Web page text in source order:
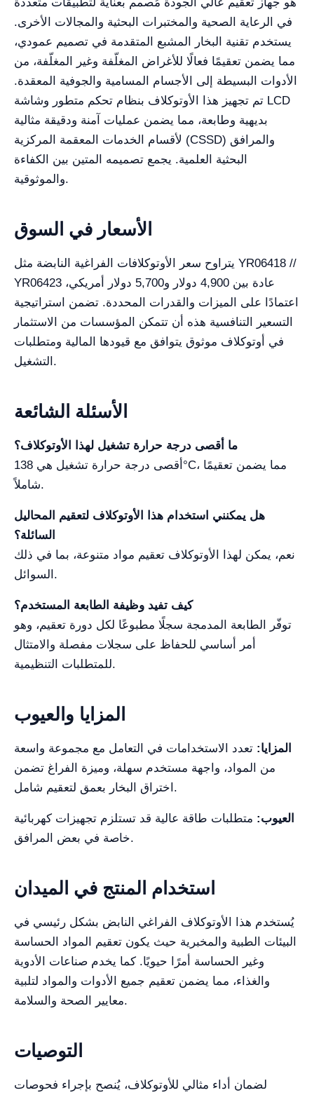
في الرعاية الصحية والمختبرات البحثية والمجالات الأخرى.
يستخدم تقنية البخار المشبع المتقدمة في تصميم عمودي،
مما يضمن تعقيمًا فعالًا للأغراض المغلّفة وغير المغلّفة، من
الأدوات البسيطة إلى الأجسام المسامية والجوفية المعقدة.
تم تجهيز هذا الأوتوكلاف بنظام تحكم متطور وشاشة LCD
بديهية وطابعة، مما يضمن عمليات آمنة ودقيقة مثالية
لأقسام الخدمات المعقمة المركزية (CSSD) والمرافق
البحثية العلمية. يجمع تصميمه المتين بين الكفاءة
والموثوقية.
الأسعار في السوق
يتراوح سعر الأوتوكلافات الفراغية النابضة مثل YR06418 //
YR06423 عادة بين 4,900 دولار و5,700 دولار أمريكي،
اعتمادًا على الميزات والقدرات المحددة. تضمن استراتيجية
التسعير التنافسية هذه أن تتمكن المؤسسات من الاستثمار
في أوتوكلاف موثوق يتوافق مع قيودها المالية ومتطلبات
التشغيل.
الأسئلة الشائعة
ما أقصى درجة حرارة تشغيل لهذا الأوتوكلاف؟
أقصى درجة حرارة تشغيل هي 138°C، مما يضمن تعقيمًا
شاملاً.
هل يمكنني استخدام هذا الأوتوكلاف لتعقيم المحاليل
السائلة؟
نعم، يمكن لهذا الأوتوكلاف تعقيم مواد متنوعة، بما في ذلك
السوائل.
كيف تفيد وظيفة الطابعة المستخدم؟
توفّر الطابعة المدمجة سجلًا مطبوعًا لكل دورة تعقيم، وهو
أمر أساسي للحفاظ على سجلات مفصلة والامتثال
للمتطلبات التنظيمية.
المزايا والعيوب
المزايا: تعدد الاستخدامات في التعامل مع مجموعة واسعة
من المواد، واجهة مستخدم سهلة، وميزة الفراغ تضمن
اختراق البخار بعمق لتعقيم شامل.
العيوب: متطلبات طاقة عالية قد تستلزم تجهيزات كهربائية
خاصة في بعض المرافق.
استخدام المنتج في الميدان
يُستخدم هذا الأوتوكلاف الفراغي النابض بشكل رئيسي في
البيئات الطبية والمخبرية حيث يكون تعقيم المواد الحساسة
وغير الحساسة أمرًا حيويًا. كما يخدم صناعات الأدوية
والغذاء، مما يضمن تعقيم جميع الأدوات والمواد لتلبية
معايير الصحة والسلامة.
التوصيات
لضمان أداء مثالي للأوتوكلاف، يُنصح بإجراء فحوصات